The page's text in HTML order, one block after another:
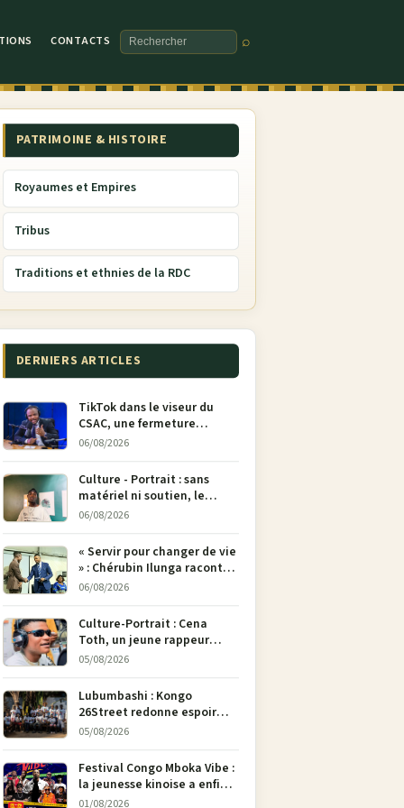
CONTACTS
Rechercher
⌕
PATRIMOINE & HISTOIRE
Royaumes et Empires
Tribus
Traditions et ethnies de la RDC
DERNIERS ARTICLES
TikTok dans le viseur du
CSAC, une fermeture
envisagée pour contrer la
06/08/2026
Culture - Portrait : sans
matériel ni soutien, le
dessinateur Justin
son crayon
06/08/2026
« Servir pour changer de vie
» : Chérubin Ilunga raconte
le parcours du député
Tshimbu en 137 pages
06/08/2026
Culture-Portrait : Cena
Toth, un jeune rappeur
déterminé à faire entendre
05/08/2026
Lubumbashi : Kongo
26Street redonne espoir
aux enfants de la rue par
05/08/2026
Festival Congo Mboka Vibe :
la jeunesse kinoise a enfin
sa plateforme de culture
01/08/2026